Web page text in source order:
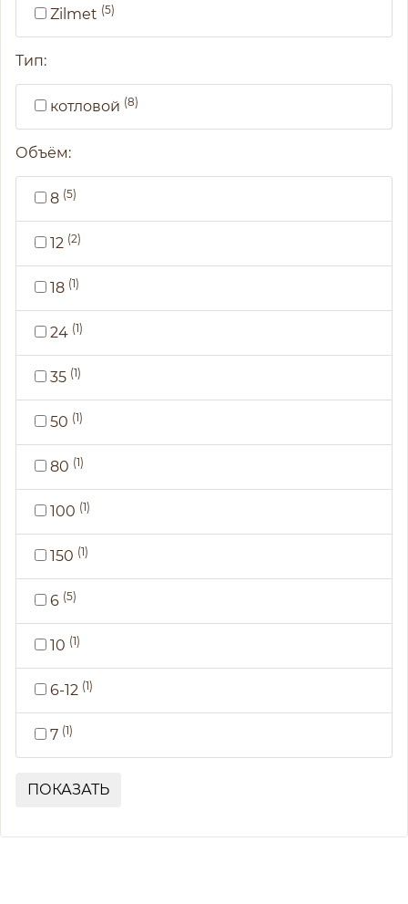
Zilmet (5)
Тип:
котловой (8)
Объём:
8 (5)
12 (2)
18 (1)
24 (1)
35 (1)
50 (1)
80 (1)
100 (1)
150 (1)
6 (5)
10 (1)
6-12 (1)
7 (1)
ПОКАЗАТЬ